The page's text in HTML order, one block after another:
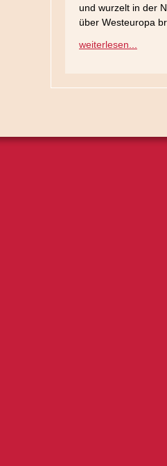
und wurzelt in der
über Westeuropa
weiterlesen...